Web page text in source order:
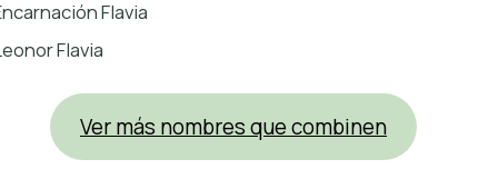
Flavia
Flavia
Ver más nombres que combinen